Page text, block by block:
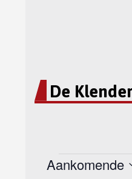
De